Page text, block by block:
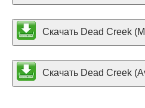
Скачать Dead Creek
Скачать Dead Creek